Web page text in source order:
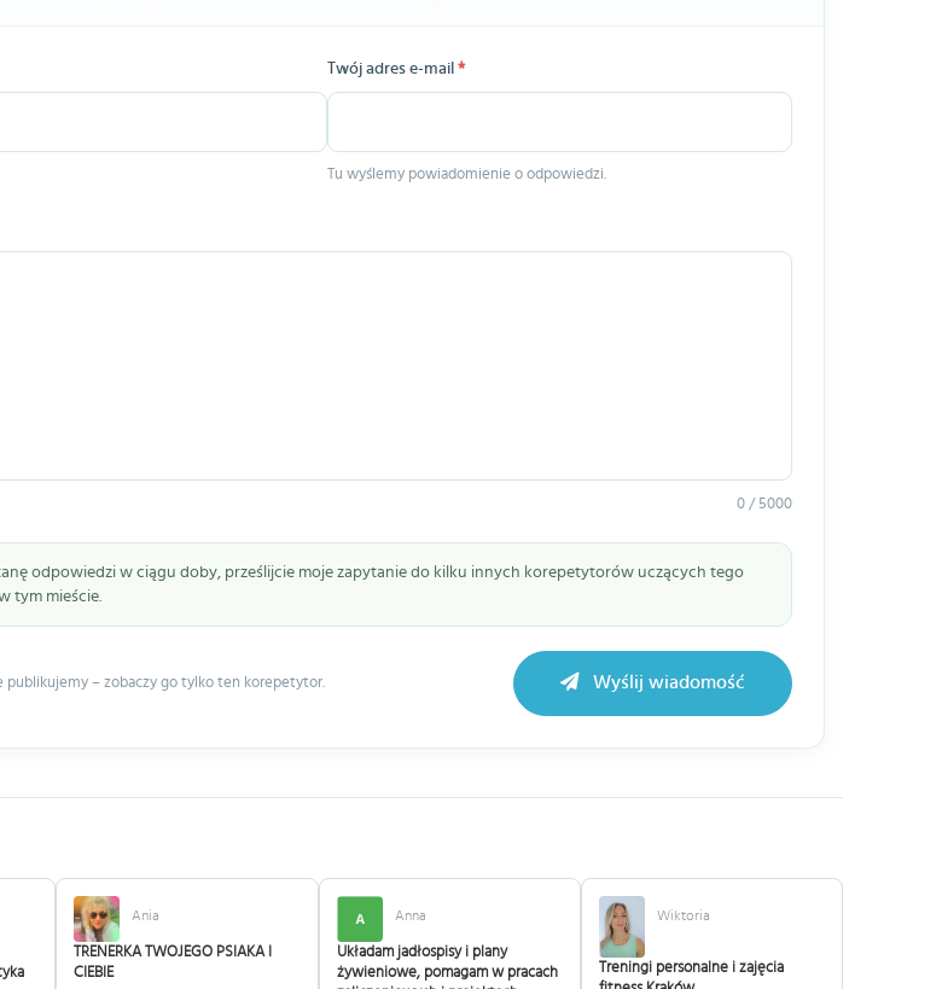
Twój adres e-mail *
Tu wyślemy powiadomienie o odpowiedzi.
0 / 5000
odpowiedzi w ciągu doby, prześlijcie moje zapytanie do kilku innych korepetytorów uczących tego
tym mieście.
publikujemy – zobaczy go tylko ten korepetytor. Wyślij wiadomość
Ania
TRENERKA TWOJEGO PSIAKA I
CIEBIE
Anna
Układam jadłospisy i plany
żywieniowe, pomagam w pracach
Wiktoria
Treningi personalne i zajęcia